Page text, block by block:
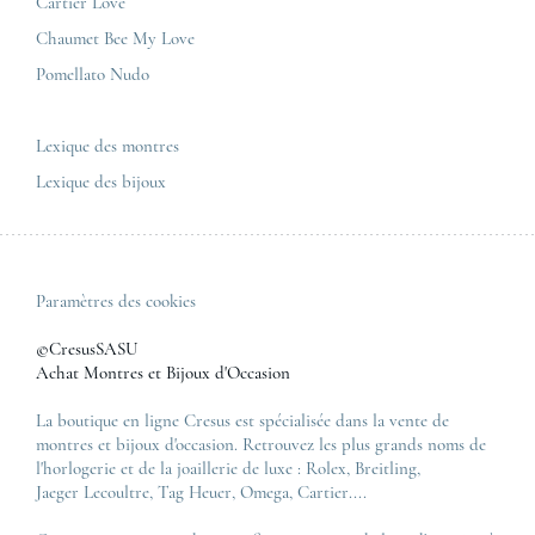
Zénith
Tous les modèles de luxe
Chaumet Bee My Love
Pomellato Nudo
Lexique des montres
Lexique des bijoux
Paramètres des cookies
©CresusSASU
Achat Montres et Bijoux d'Occasion
La boutique en ligne Cresus est spécialisée dans la vente de
montres et bijoux d'occasion. Retrouvez les plus grands noms de
l'horlogerie et de la joaillerie de luxe : Rolex, Breitling,
Jaeger Lecoultre, Tag Heuer, Omega, Cartier....